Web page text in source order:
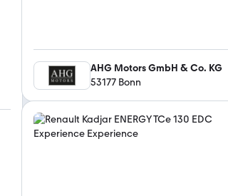
AHG Motors GmbH & Co. KG
53177 Bonn